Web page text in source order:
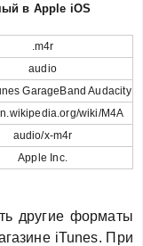
в Apple iOS
.m4r
audio
GarageBand Audacity
wiki/M4A
audio/x-m4r
Apple Inc.
другие форматы
iTunes. При